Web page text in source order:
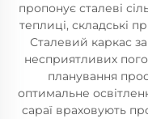
пропонує сталеві
теплиці, складські
Сталевий каркас
несприятливих
планування
оптимальне
сараї враховують